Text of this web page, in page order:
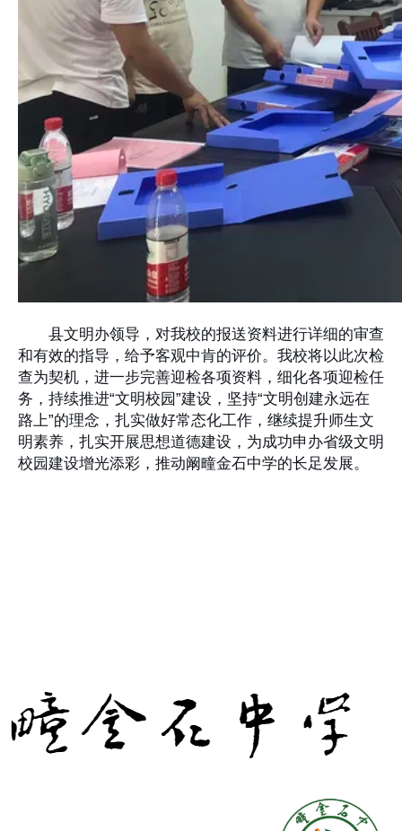
县文明办领导，对我校的报送资料进行详细的审查
和有效的指导，给予客观中肯的评价。我校将以此次检
查为契机，进一步完善迎检各项资料，细化各项迎检任
务，持续推进“文明校园”建设，坚持“文明创建永远在
路上”的理念，扎实做好常态化工作，继续提升师生文
明素养，扎实开展思想道德建设，为成功申办省级文明
校园建设增光添彩，推动阚疃金石中学的长足发展。